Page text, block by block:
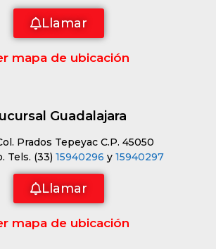
Llamar
mapa de ubicación
Guadalajara
Prados Tepeyac C.P. 45050
Tels. (33) 15940296 y 15940297
Llamar
mapa de ubicación